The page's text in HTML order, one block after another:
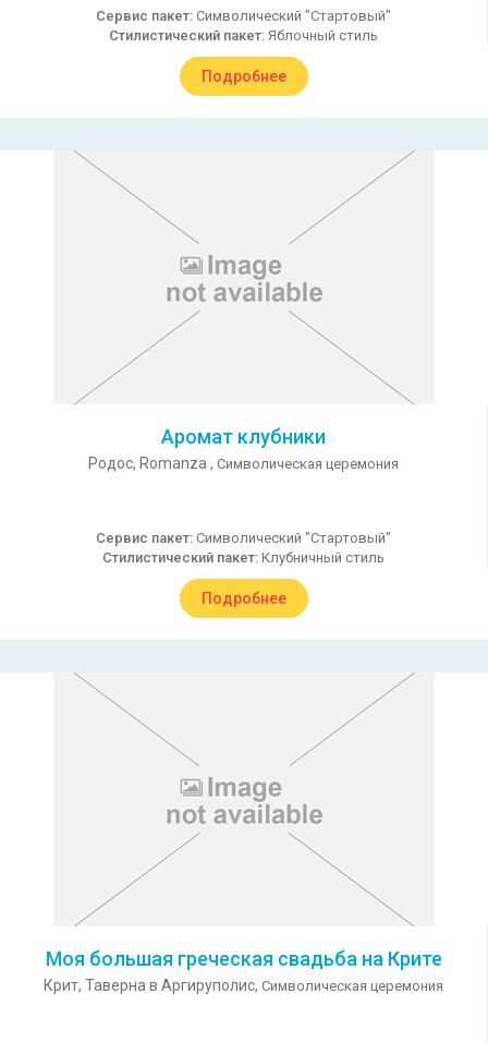
Сервис пакет: Символический "Стартовый"
Стилистический пакет: Яблочный стиль
Подробнее
Аромат клубники
Родос, Romanza , Символическая церемония
Сервис пакет: Символический "Стартовый"
Стилистический пакет: Клубничный стиль
Подробнее
Моя большая греческая свадьба на Крите
Крит, Таверна в Аргируполис, Символическая церемония